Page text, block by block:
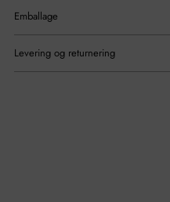
Emballage
Levering og returnering